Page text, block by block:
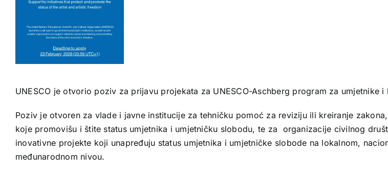
UNESCO je otvorio poziv za prijavu projekata za UNESCO-Aschberg program za umjetnike i
Poziv je otvoren za vlade i javne institucije za tehničku pomoć za reviziju ili kreiranje
koje promovišu i štite status umjetnika i umjetničku slobodu, te za organizacije civilnog
inovativne projekte koji unapređuju status umjetnika i umjetničke slobode na lokalnom,
međunarodnom nivou.